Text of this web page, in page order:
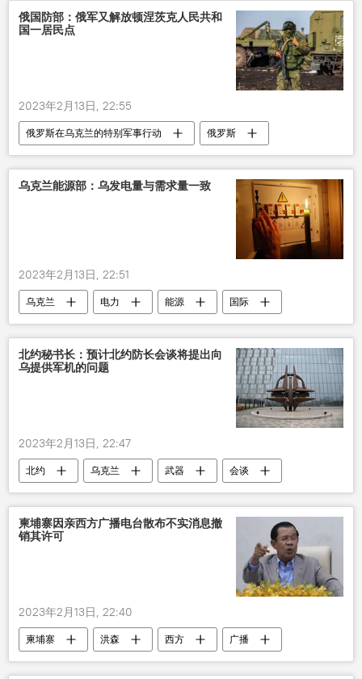
俄国防部：俄军又解放顿涅茨克人民共和
国一居民点
2023年2月13日, 22:55
俄罗斯在乌克兰的特别军事行动
俄罗斯
乌克兰
军事
顿涅茨克人民共和国
居民
解放
乌克兰能源部：乌发电量与需求量一致
2023年2月13日, 22:51
乌克兰 电力 能源 国际
北约秘书长：预计北约防长会谈将提出向
乌提供军机的问题
2023年2月13日, 22:47
北约 乌克兰 武器
会谈
国际
军机
柬埔寨因亲西方广播电台散布不实消息撤
销其许可
2023年2月13日, 22:40
柬埔寨 洪森 西方 广播